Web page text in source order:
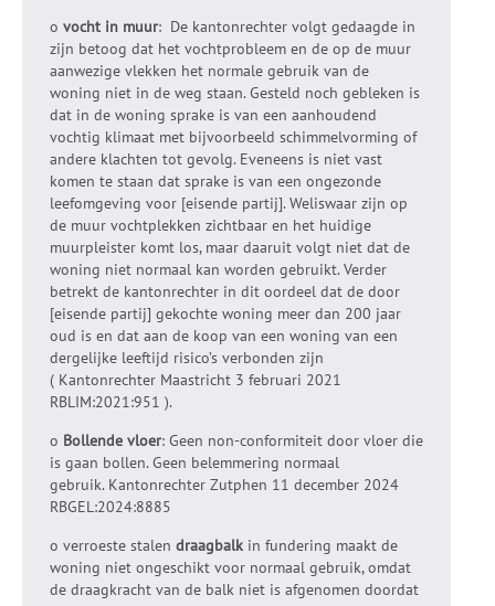
o vocht in muur: De kantonrechter volgt gedaagde in
zijn betoog dat het vochtprobleem en de op de muur
aanwezige vlekken het normale gebruik van de
woning niet in de weg staan. Gesteld noch gebleken is
dat in de woning sprake is van een aanhoudend
vochtig klimaat met bijvoorbeeld schimmelvorming of
andere klachten tot gevolg. Eveneens is niet vast
komen te staan dat sprake is van een ongezonde
leefomgeving voor [eisende partij]. Weliswaar zijn op
de muur vochtplekken zichtbaar en het huidige
muurpleister komt los, maar daaruit volgt niet dat de
woning niet normaal kan worden gebruikt. Verder
betrekt de kantonrechter in dit oordeel dat de door
[eisende partij] gekochte woning meer dan 200 jaar
oud is en dat aan de koop van een woning van een
dergelijke leeftijd risico’s verbonden zijn
( Kantonrechter Maastricht 3 februari 2021
RBLIM:2021:951 ).
o Bollende vloer: Geen non-conformiteit door vloer die
is gaan bollen. Geen belemmering normaal
gebruik. Kantonrechter Zutphen 11 december 2024
RBGEL:2024:8885
o verroeste stalen draagbalk in fundering maakt de
woning niet ongeschikt voor normaal gebruik, omdat
de draagkracht van de balk niet is afgenomen doordat